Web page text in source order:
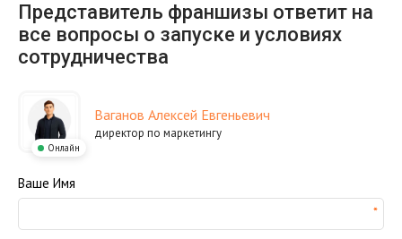
Представитель франшизы ответит на
все вопросы о запуске и условиях
сотрудничества
Онлайн
Ваганов Алексей Евгеньевич
директор по маркетингу
Ваше Имя